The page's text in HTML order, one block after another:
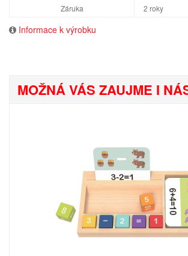
Záruka
2 roky
Informace k výrobku
MOŽNÁ VÁS ZAUJME I